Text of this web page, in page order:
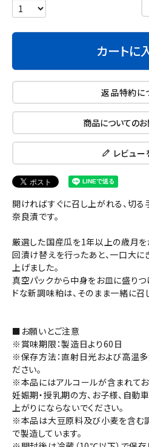
カートに
返品特約に
商品についての
レビュー
開ければすぐに召し上がれる、切
奈良漬です。
厳選した国産瓜を1年以上の歳月を
回漬け替えを行ったあと、一口大
上げました。
真空パックから中身をお皿に盛りつ
ドな新調味粕は、そのまま一緒に召
■お願いとご注意
※賞味期限：製造日より60日
※保存方法：直射日光および高温
ださい。
※本品にはアルコールが含まれてお
妊娠期・授乳期の方、お子様、自動
上がりにならないでください。
※本品は大豆原料及び小麦を含む
で製造しています。